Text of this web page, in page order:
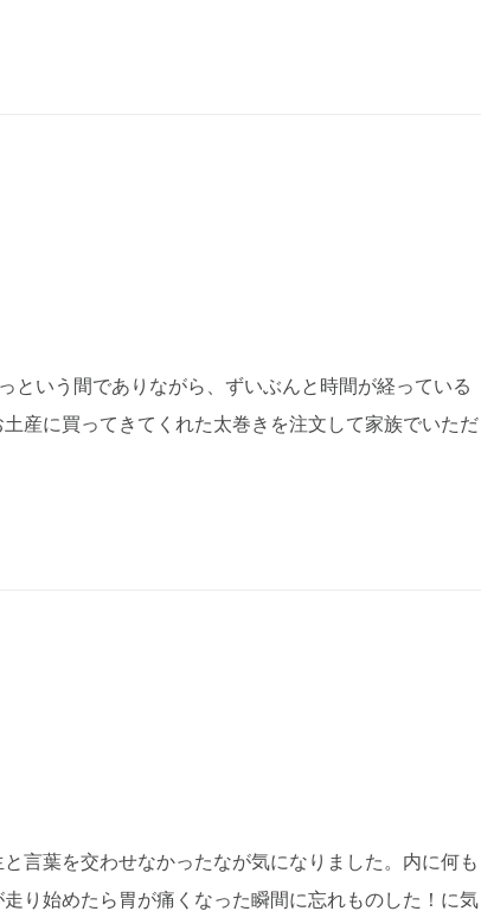
いう間でありながら、ずいぶんと時間が経っている
産に買ってきてくれた太巻きを注文して家族でいただ
言葉を交わせなかったなが気になりました。内に何も
り始めたら胃が痛くなった瞬間に忘れものした！に気